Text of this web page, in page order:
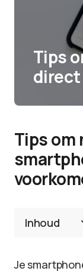
Tips
direct
Tips om
Inhoud
Je